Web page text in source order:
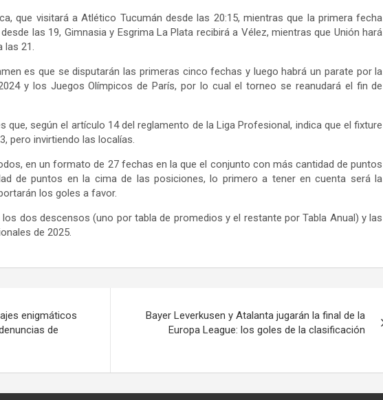
que visitará a Atlético Tucumán desde las 20:15, mientras que la primera fecha
las 19, Gimnasia y Esgrima La Plata recibirá a Vélez, mientras que Unión hará
las 21.
es que se disputarán las primeras cinco fechas y luego habrá un parate por la
y los Juegos Olímpicos de París, por lo cual el torneo se reanudará el fin de
que, según el artículo 14 del reglamento de la Liga Profesional, indica que el fixture
pero invirtiendo las localías.
en un formato de 27 fechas en la que el conjunto con más cantidad de puntos
de puntos en la cima de las posiciones, lo primero a tener en cuenta será la
los goles a favor.
dos descensos (uno por tabla de promedios y el restante por Tabla Anual) y las
de 2025.
enigmáticos
de
Bayer Leverkusen y Atalanta jugarán la final de la
Europa League: los goles de la clasificación